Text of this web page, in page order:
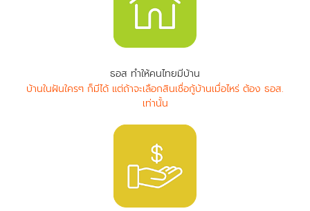
ธอส ทำให้คนไทยมีบ้าน
บ้านในฝันใครๆ ก็มีได้ แต่ถ้าจะเลือกสินเชื่อกู้บ้านเมื่อไหร่ ต้อง ธอส.
เท่านั้น